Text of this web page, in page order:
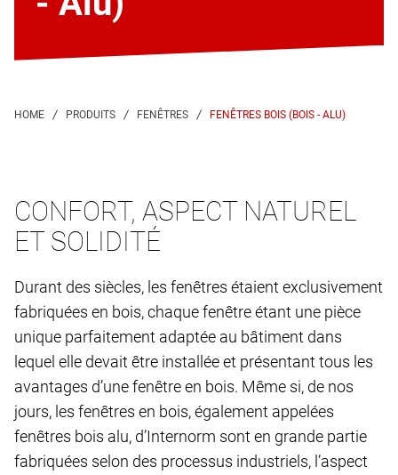
FENÊTRES BOIS (BOIS - ALU)
CONFORT, ASPECT NATUREL
ET SOLIDITÉ
Durant des siècles, les fenêtres étaient exclusivement
fabriquées en bois, chaque fenêtre étant une pièce
unique parfaitement adaptée au bâtiment dans
lequel elle devait être installée et présentant tous les
avantages d’une fenêtre en bois. Même si, de nos
jours, les fenêtres en bois, également appelées
fenêtres bois alu, d’Internorm sont en grande partie
fabriquées selon des processus industriels, l’aspect